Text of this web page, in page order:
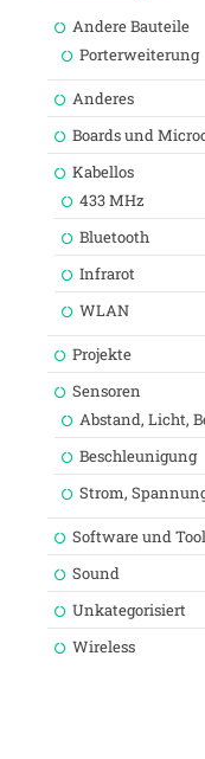
Andere Bauteile
Porterweiterung
Anderes
Boards und
Kabellos
433 MHz
Bluetooth
Infrarot
WLAN
Projekte
Sensoren
Abstand, Licht,
Beschleunigung
Strom,
Software und
Sound
Unkategorisiert
Wireless